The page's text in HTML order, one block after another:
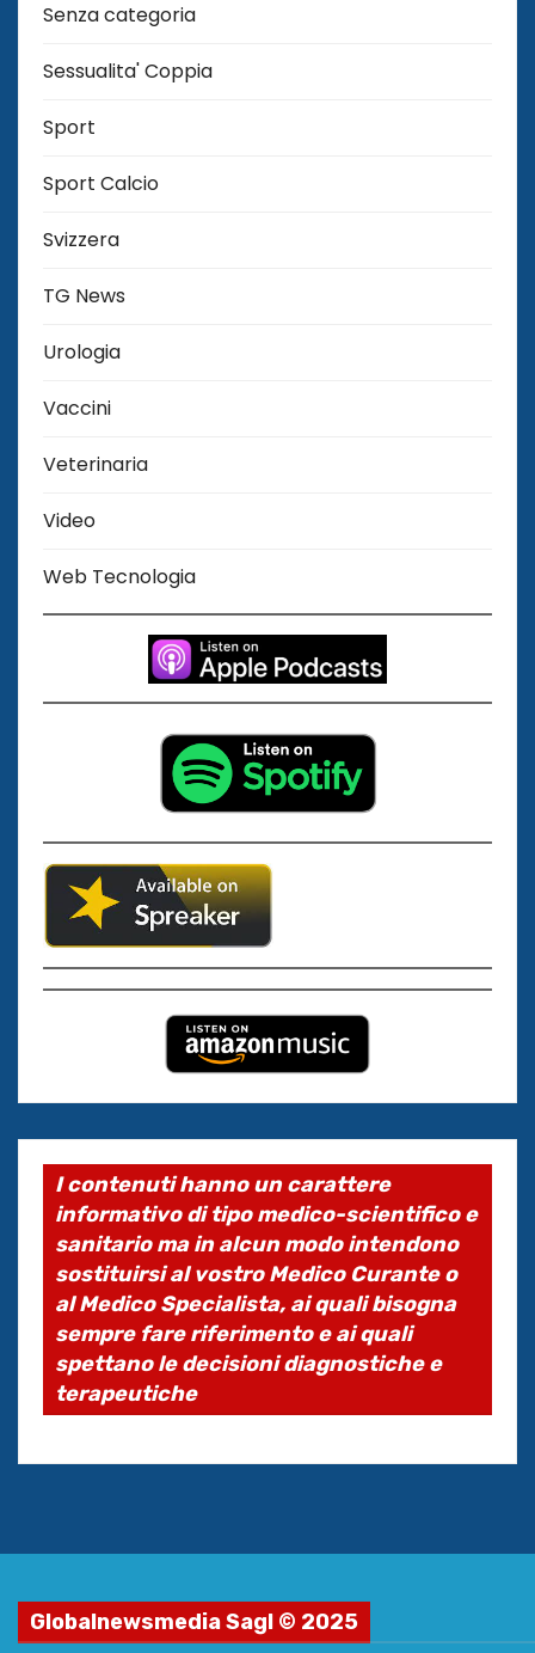
Senza categoria
Sessualita' Coppia
Sport
Sport Calcio
Svizzera
TG News
Urologia
Vaccini
Veterinaria
Video
Web Tecnologia
I contenuti hanno un carattere
informativo di tipo medico-scientifico e
sanitario ma in alcun modo intendono
sostituirsi al vostro Medico Curante o
al Medico Specialista, ai quali bisogna
sempre fare riferimento e ai quali
spettano le decisioni diagnostiche e
terapeutiche
Globalnewsmedia Sagl © 2025